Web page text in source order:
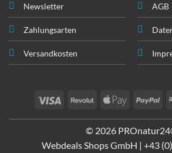
Newsletter
Zahlungsarten
Versandkosten
AGB
Visa RevolutApple
© 2026
Webdeals Shops GmbH | +43